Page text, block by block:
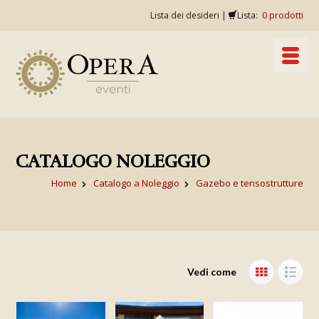
Lista dei desideri | Lista: 0prodotti
CATALOGO NOLEGGIO
Home Catalogo a Noleggio Gazebo e tensostrutture
Vedi come